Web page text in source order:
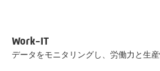
Work-IT
データをモニタリングし、労働力と生